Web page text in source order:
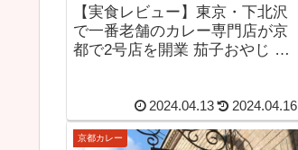
【実食レビュー】東京・下北沢
で一番老舗のカレー専門店が京
都で2号店を開業 茄子おやじ 花
2024.04.13 2024.04.16
京都カレー